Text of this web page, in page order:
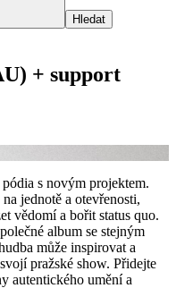
+ support
s novým projektem.
jednotě a otevřenosti,
vědomí a bořit status quo.
album se stejným
může inspirovat a
pražské show. Přidejte
autentického umění a